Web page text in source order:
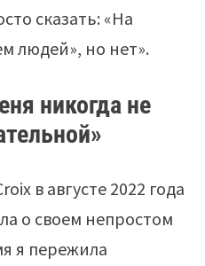
сказать: «На
людей», но нет».
никогда не
в августе 2022 года
о своем непростом
я пережила